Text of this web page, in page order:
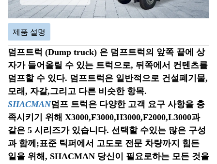
제품 설명
덤프트럭 (Dump truck) 은 덤프트럭의 앞쪽 끝에 상
자가 들어올릴 수 있는 트럭으로, 뒤쪽에서 컨텐츠를
덤프할 수 있다. 덤프트럭은 일반적으로 건설폐기물,
모래, 자갈,그리고 다른 비슷한 항목.
SHACMAN덤프 트럭은 다양한 고객 요구 사항을 충
족시키기 위해 X3000,F3000,H3000,F2000,L3000과
같은 5 시리즈가 있습니다. 선택할 수있는 많은 구성
과 함께;표준 틱퍼에서 고도로 전문 차량까지 힘든
일을 위해, SHACMAN 당신이 필요로하는 모든 것을